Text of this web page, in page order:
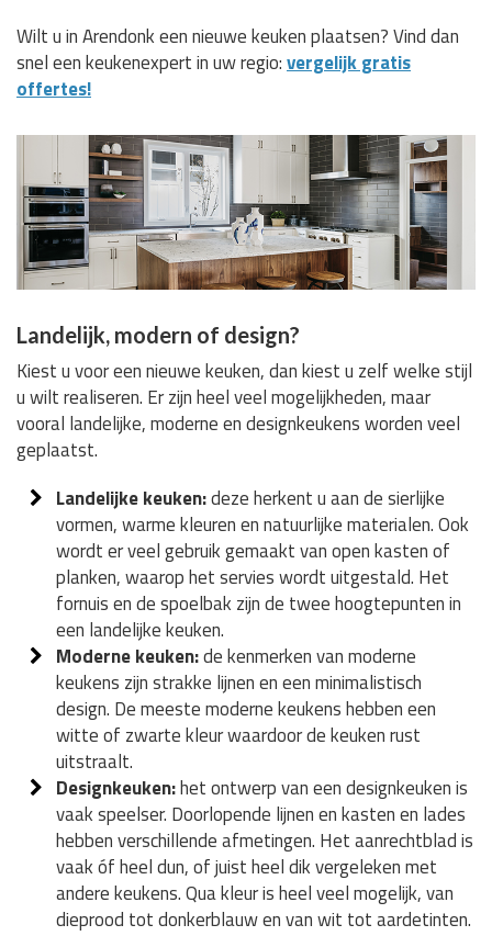
Wilt u in Arendonk een nieuwe keuken plaatsen? Vind dan
snel een keukenexpert in uw regio:vergelijk gratis
offertes!
Landelijk, modern of design?
Kiest u voor een nieuwe keuken, dan kiest u zelf welke stijl
u wilt realiseren. Er zijn heel veel mogelijkheden, maar
vooral landelijke, moderne en designkeukens worden veel
geplaatst.
Landelijke keuken:deze herkent u aan de sierlijke
vormen, warme kleuren en natuurlijke materialen. Ook
wordt er veel gebruik gemaakt van open kasten of
planken, waarop het servies wordt uitgestald. Het
fornuis en de spoelbak zijn de twee hoogtepunten in
een landelijke keuken.
Moderne keuken:de kenmerken van moderne
keukens zijn strakke lijnen en een minimalistisch
design. De meeste moderne keukens hebben een
witte of zwarte kleur waardoor de keuken rust
uitstraalt.
Designkeuken:het ontwerp van een designkeuken is
vaak speelser. Doorlopende lijnen en kasten en lades
hebben verschillende afmetingen. Het aanrechtblad is
vaak óf heel dun, of juist heel dik vergeleken met
andere keukens. Qua kleur is heel veel mogelijk, van
dieprood tot donkerblauw en van wit tot aardetinten.